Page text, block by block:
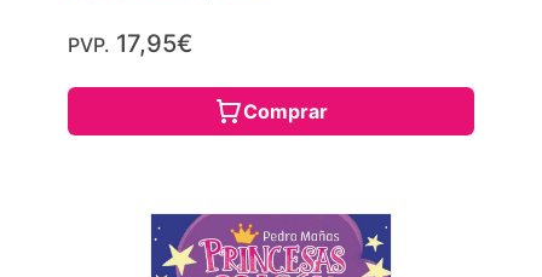
PVP. 17,95€
Comprar